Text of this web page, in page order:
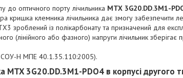
до оптичного порту лічильника MTX 3G20.DD.3M1-
кришка клемника лічильника дає змогу забезпечити
зроблений із полікарбонату та призначений для
(лінійного або фазного) напруги лічильник зберігає
СОУ-Н МПЕ 40.1.35.110:2005).
MTX 3G20.DD.3M1-PDO4 в корпусі другого